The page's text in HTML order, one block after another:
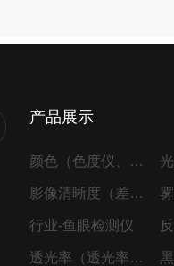
产品展示
颜色（色度仪、色差仪）
影像清晰度（差别）
行业-鱼眼检测仪
透光率（透光率检测仪）